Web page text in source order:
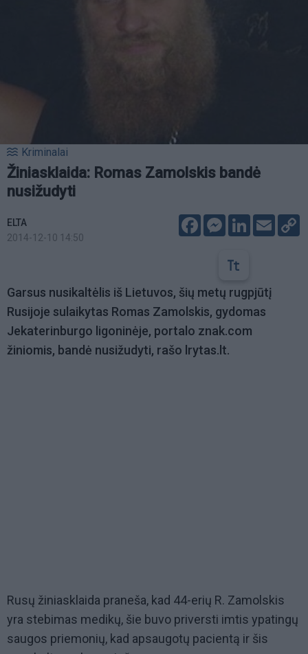
Kriminalai
Žiniasklaida: Romas Zamolskis bandė
nusižudyti
ELTA
2014-12-10 14:50
FacebookMessenger
LinkedIn
Email
Garsus nusikaltėlis iš Lietuvos, šių metų rugpjūtį
Rusijoje sulaikytas Romas Zamolskis, gydomas
Jekaterinburgo ligoninėje, portalo znak.com
žiniomis, bandė nusižudyti, rašo lrytas.lt.
Rusų žiniasklaida praneša, kad 44-erių R. Zamolskis
yra stebimas medikų, šie buvo priversti imtis ypatingų
saugos priemonių, kad apsaugotų pacientą ir šis